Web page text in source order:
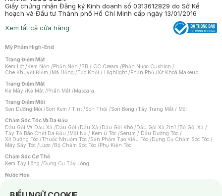
Giấy chứng nhận Đăng ký Kinh doanh số 0313612829 do Sở Kế
hoạch và Đầu tư Thành phố Hồ Chí Minh cấp ngày 13/01/2016
Xem tất cả cửa hàng
Mỹ Phẩm High-End
Trang Điểm Mặt
Kem Lót /Kem Nền /Phấn Nền /BB / CC Cream /Phấn Nước Cushion /
Che Khuyết Điểm /Má Hồng /Tạo Khối / Highlight /Phấn Phủ /Xịt Khoá Makeup
Trang Điểm Mắt
Kẻ Mày /Kẻ Mắt /Phấn Mắt /Mascara
Trang Điểm Môi
Son Dưỡng Môi /Son Kem / Tint /Son Thỏi /Son Bóng /Tẩy Trang Mắt / Môi
Chăm Sóc Tóc Và Da Đầu
Dầu Gội Và Dầu Xả /Dầu Gội /Dầu Xả /Dầu Gội Khô /Dầu Gội Xả 2in1 /Bộ Gội Xả /
Tẩy Tế Bào Chết Da Đầu /Mặt Nạ / Kem Ủ Tóc /Serum / Dầu Dưỡng Tóc /
Xịt Dưỡng Tóc /Thuốc Nhuộm Tóc /Sản Phẩm Tạo Kiểu Tóc /Dụng Cụ Chăm Sóc Tóc /
Máy Sấy Tóc /Lược /Bộ Chăm Sóc Tóc /Phụ Kiện Tóc
Chăm Sóc Cơ Thể
Kem Tẩy Lông /Dụng Cụ Tẩy Lông
Nước Hoa
Nước Hoa Nữ
Notice about cookies usage